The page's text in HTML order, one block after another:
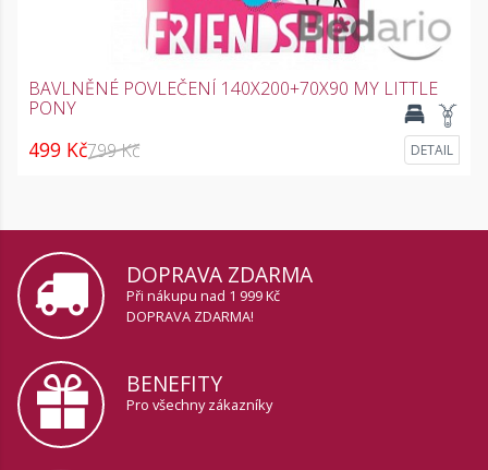
BAVLNĚNÉ POVLEČENÍ 140X200+70X90 MY LITTLE
PONY
499 Kč799 Kč DETAIL
DOPRAVA ZDARMA
Při nákupu nad 1 999 Kč
DOPRAVA ZDARMA!
BENEFITY
Pro všechny zákazníky